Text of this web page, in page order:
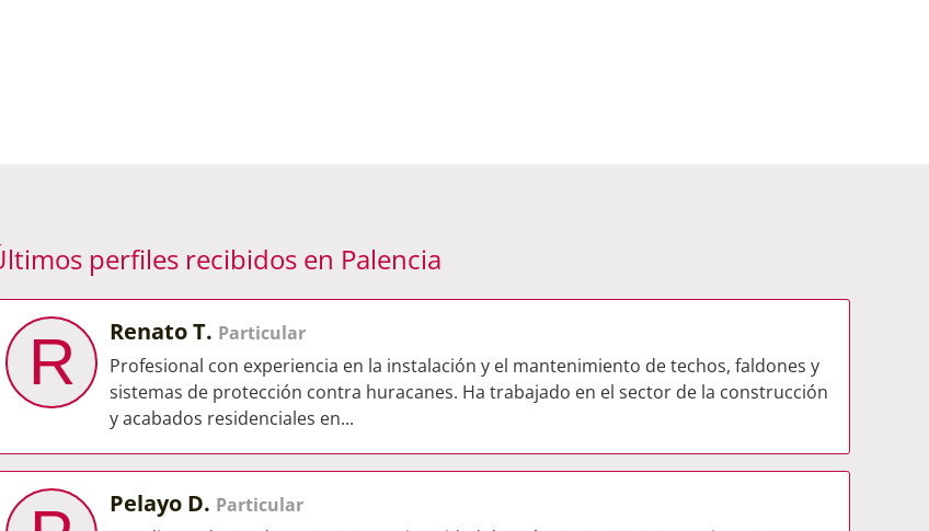
perfiles recibidos en Palencia
R Renato T. Particular
Profesional con experiencia en la instalación y el mantenimiento de techos, faldones y
sistemas de protección contra huracanes. Ha trabajado en el sector de la construcción
y acabados residenciales en...
Pelayo D. Particular